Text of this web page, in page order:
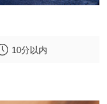
10分以内